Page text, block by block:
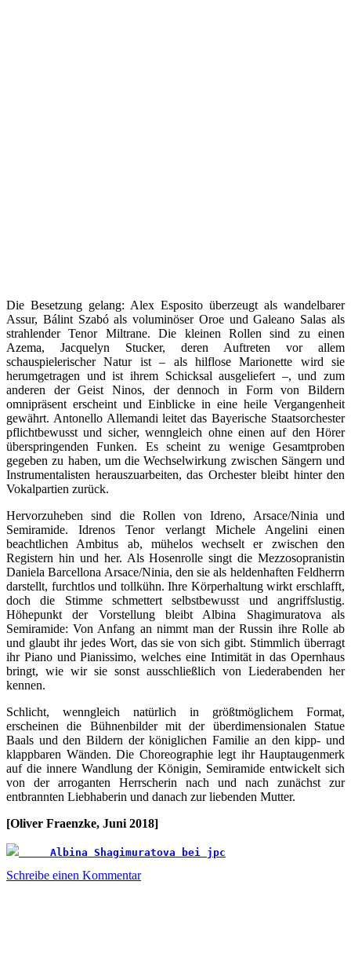
Die Besetzung gelang: Alex Esposito überzeugt als wandelbarer
Assur, Bálint Szabó als voluminöser Oroe und Galeano Salas als
strahlender Tenor Miltrane. Die kleinen Rollen sind zu einen
Azema, Jacquelyn Stucker, deren Auftreten vor allem
schauspielerischer Natur ist – als hilflose Marionette wird sie
herumgetragen und ist ihrem Schicksal ausgeliefert –, und zum
anderen der Geist Ninos, der dennoch in Form von Bildern
omnipräsent erscheint und Einblicke in eine heile Vergangenheit
gewährt. Antonello Allemandi leitet das Bayerische Staatsorchester
pflichtbewusst und sicher, wenngleich ohne einen auf den Hörer
überspringenden Funken. Es scheint zu wenige Gesamtproben
gegeben zu haben, um die Wechselwirkung zwischen Sängern und
Instrumentalisten herauszuarbeiten, das Orchester bleibt hinter den
Vokalpartien zurück.
Hervorzuheben sind die Rollen von Idreno, Arsace/Ninia und
Semiramide. Idrenos Tenor verlangt Michele Angelini einen
beachtlichen Ambitus ab, mühelos wechselt er zwischen den
Registern hin und her. Als Hosenrolle singt die Mezzosopranistin
Daniela Barcellona Arsace/Ninia, den sie als heldenhaften Feldherrn
darstellt, furchtlos und tollkühn. Ihre Körperhaltung wirkt erschlafft,
doch die Stimme schmettert selbstbewusst und angriffslustig.
Höhepunkt der Vorstellung bleibt Albina Shagimuratova als
Semiramide: Von Anfang an nimmt man der Russin ihre Rolle ab
und glaubt ihr jedes Wort, das sie von sich gibt. Stimmlich überragt
ihr Piano und Pianissimo, welches eine Intimität in das Opernhaus
bringt, wie wir sie sonst ausschließlich von Liederabenden her
kennen.
Schlicht, wenngleich natürlich in größtmöglichem Format,
erscheinen die Bühnenbilder mit der überdimensionalen Statue
Baals und den Bildern der königlichen Familie an den kipp- und
klappbaren Wänden. Die Choreographie legt ihr Hauptaugenmerk
auf die innere Wandlung der Königin, Semiramide entwickelt sich
von der arroganten Herrscherin nach und nach zunächst zur
entbrannten Liebhaberin und danach zur liebenden Mutter.
[Oliver Fraenzke, Juni 2018]
     Albina Shagimuratova bei jpc
Schreibe einen Kommentar